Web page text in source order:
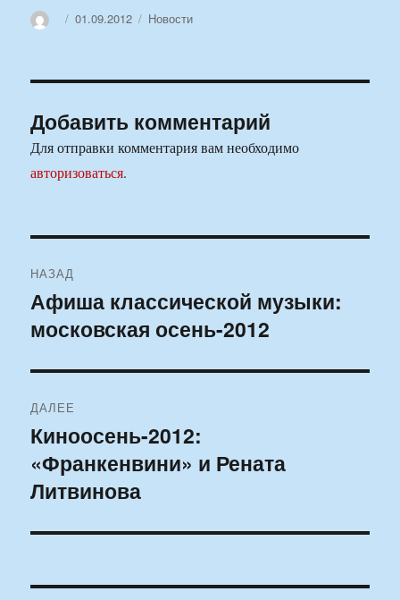
АвторОпубликовано
01.09.2012 Рубрики
Новости
Добавить комментарий
Для отправки комментария вам необходимо
авторизоваться.
по
записям
НАЗАД
Предыдущая
запись:
Афиша классической музыки:
московская осень-2012
ДАЛЕЕ
Следующая
запись:
Киноосень-2012:
«Франкенвини» и Рената
Литвинова